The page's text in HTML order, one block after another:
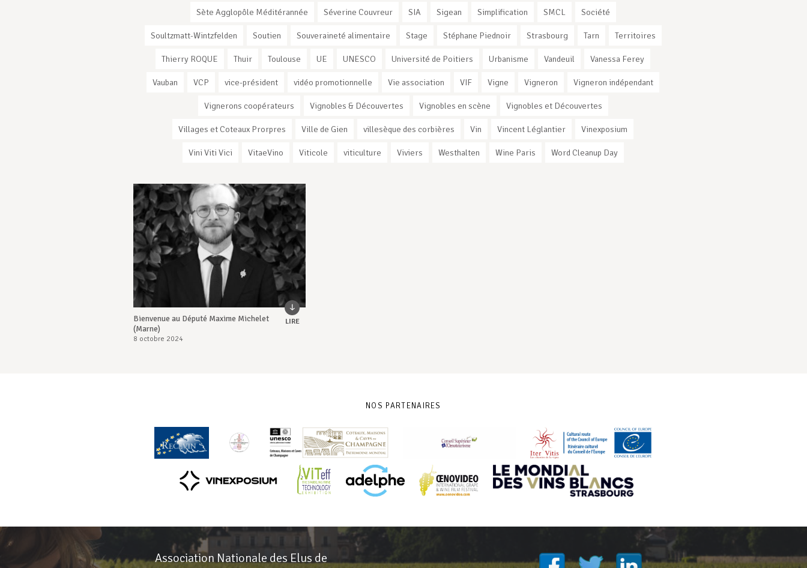
Sète Agglopôle Méditérannée Séverine Couvreur SIA Sigean Simplification SMCL Société
Soultzmatt-Wintzfelden Soutien Souveraineté alimentaire Stage Stéphane Piednoir Strasbourg Tarn Territoires
Thierry ROQUE Thuir Toulouse UE UNESCO Université de Poitiers Urbanisme Vandeuil Vanessa Ferey
Vauban VCP vice-président vidéo promotionnelle Vie association VIF Vigne Vigneron Vigneron indépendant
Vignerons coopérateurs Vignobles & Découvertes Vignobles en scène Vignobles et Découvertes
Villages et Coteaux Prorpres Ville de Gien villesèque des corbières Vin Vincent Léglantier Vinexposium
Vini Viti Vici VitaeVino Viticole viticulture Viviers Westhalten Wine Paris Word Cleanup Day
Bienvenue au Député Maxime Michelet
(Marne)
8 octobre 2024
LIRE
NOS PARTENAIRES
Association Nationale des Elus de